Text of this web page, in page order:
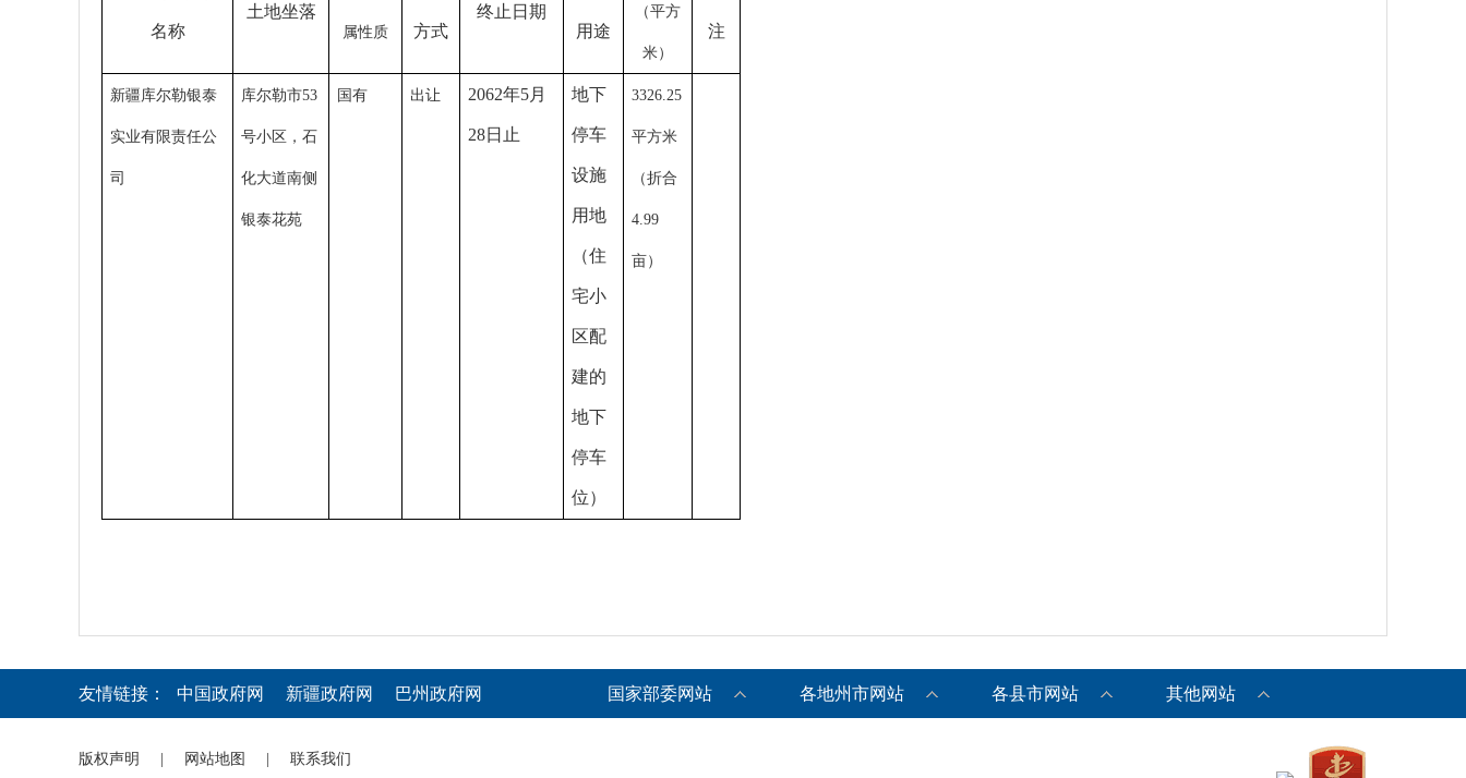
名称
土地坐落
属性质 方式
终止日期
用途
（平方
米）
注
新疆库尔勒银泰
实业有限责任公
司
库尔勒市53
号小区，石
化大道南侧
银泰花苑
国有 出让 2062年5月
28日止
地下
停车
设施
用地
（住
宅小
区配
建的
地下
停车
位）
3326.25
平方米
（折合
4.99
亩）
友情链接： 中国政府网 新疆政府网 巴州政府网 国家部委网站 各地州市网站 各县市网站 其他网站
版权声明 网站地图 联系我们